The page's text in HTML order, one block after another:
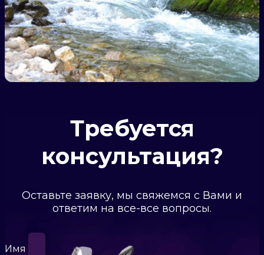
Требуется
консультация?
Оставьте заявку, мы свяжемся с Вами и
ответим на все-все вопросы.
Имя